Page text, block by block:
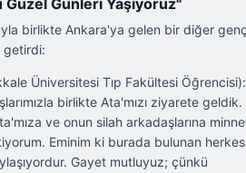
Güzel Günleri Yaşıyoruz"
birlikte Ankara'ya gelen bir diğer
getirdi:
Üniversitesi Tıp Fakültesi Öğrencisi):
birlikte Ata'mızı ziyarete geldik.
ve onun silah arkadaşlarına
Eminim ki burada bulunan herkes
Gayet mutluyuz; çünkü